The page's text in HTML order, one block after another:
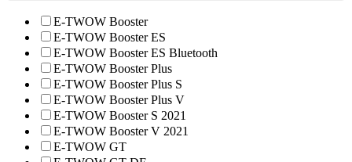
E-TWOW Booster
E-TWOW Booster ES
E-TWOW Booster ES Bluetooth
E-TWOW Booster Plus
E-TWOW Booster Plus S
E-TWOW Booster Plus V
E-TWOW Booster S 2021
E-TWOW Booster V 2021
E-TWOW GT